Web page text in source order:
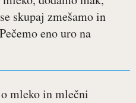
skupaj zmešamo in
eno uro na
mleko in mlečni